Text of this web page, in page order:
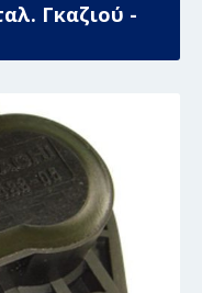
Γκαζιού -